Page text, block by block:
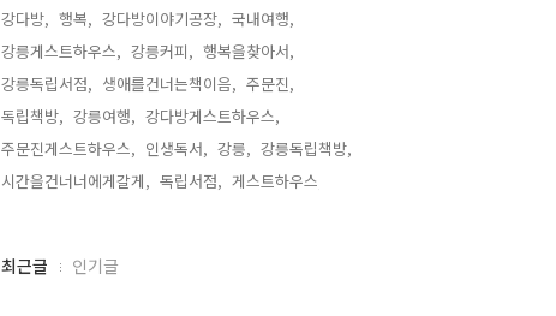
강다방, 행복, 강다방이야기공장, 국내여행,
강릉게스트하우스, 강릉커피, 행복을찾아서,
강릉독립서점, 생애를건너는책이음, 주문진,
독립책방, 강릉여행, 강다방게스트하우스,
주문진게스트하우스, 인생독서, 강릉, 강릉독립책방,
시간을건너너에게갈게, 독립서점, 게스트하우스,
최
최근글 인기글